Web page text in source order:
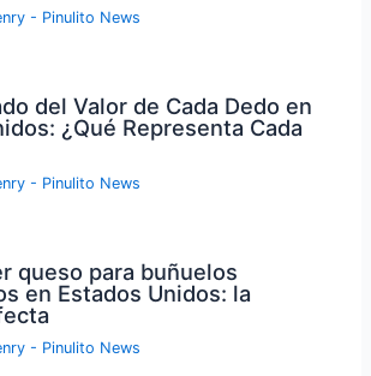
- Pinulito News
del Valor de Cada Dedo en
¿Qué Representa Cada
- Pinulito News
queso para buñuelos
en Estados Unidos: la
- Pinulito News